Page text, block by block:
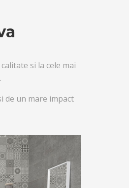
si la cele mai
de un mare impact